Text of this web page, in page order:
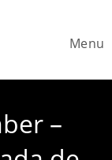
Menu
–